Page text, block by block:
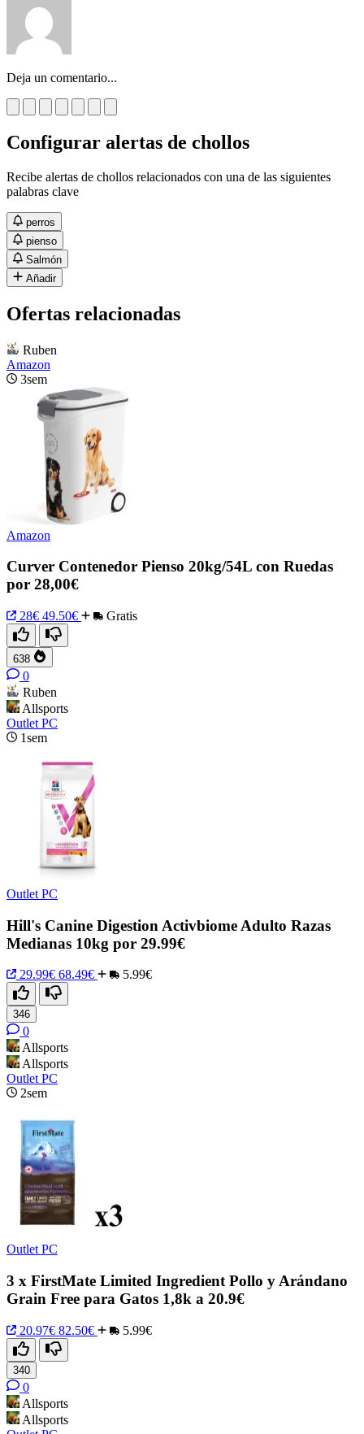
Deja un comentario...
Configurar alertas de chollos
Recibe alertas de chollos relacionados con una de las siguientes
palabras clave
perros
pienso
Salmón
Añadir
Ofertas relacionadas
Ruben
Amazon
3sem
Amazon
Curver Contenedor Pienso 20kg/54L con Ruedas
por 28,00€
28€ 49.50€ Gratis
638
0
Ruben
Allsports
Outlet PC
1sem
Outlet PC
Hill's Canine Digestion Activbiome Adulto Razas
Medianas 10kg por 29.99€
29.99€ 68.49€ 5.99€
346
0
Allsports
Allsports
Outlet PC
2sem
Outlet PC
3 x FirstMate Limited Ingredient Pollo y Arándano
Grain Free para Gatos 1,8k a 20.9€
20.97€ 82.50€ 5.99€
340
0
Allsports
Allsports